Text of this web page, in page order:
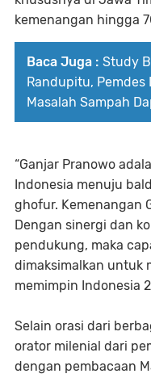
kemenangan hingga
Baca Juga : Study
Randupitu, Pemdes
Masalah Sampah
“Ganjar Pranowo
Indonesia menuju
ghofur. Kemenangan
Dengan sinergi dan
pendukung, maka
dimaksimalkan untuk
memimpin Indonesia
Selain orasi dari
orator milenial dari
dengan pembacaan